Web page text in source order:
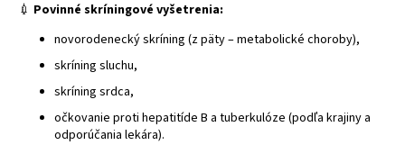
💉 Povinné skríningové vyšetrenia:
novorodenecký skríning (z päty – metabolické choroby),
skríning sluchu,
skríning srdca,
očkovanie proti hepatitíde B a tuberkulóze (podľa krajiny a
odporúčania lekára).